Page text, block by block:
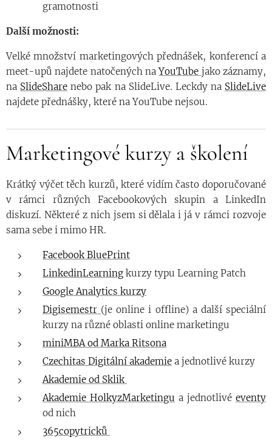
gramotnosti
Další možnosti:
Velké množství marketingových přednášek, konferencí a
meet-upů najdete natočených naYouTube jako záznamy,
na SlideShare nebo pak na SlideLive. Leckdy na SlideLive
najdete přednášky, které na YouTube nejsou.
Marketingové kurzy a školení
Krátký výčet těch kurzů, které vidím často doporučované
v rámci různých Facebookových skupin a LinkedIn
diskuzí. Některé z nich jsem si dělala i já v rámci rozvoje
sama sebe i mimo HR.
Facebook BluePrint
LinkedinLearning kurzy typu Learning Patch
Google Analytics kurzy
Digisemestr (je online i offline) a další speciální
kurzy na různé oblasti online marketingu
miniMBA od Marka Ritsona
Czechitas Digitální akademie a jednotlivé kurzy
Akademie od Sklik
Akademie HolkyzMarketingu a jednotlivé eventy
od nich
365copytricků